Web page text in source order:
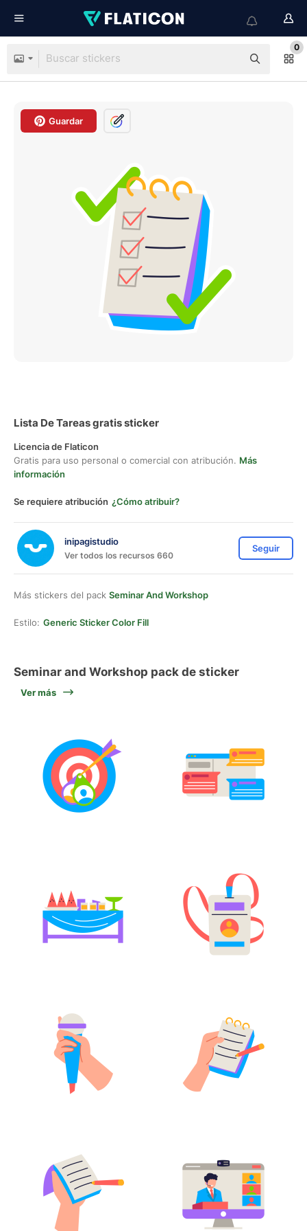
0
Guardar
Lista De Tareas gratis sticker
Licencia de Flaticon
Gratis para uso personal o comercial con atribución. Más
información
Se requiere atribución ¿Cómo atribuir?
inipagistudio
Ver todos los recursos 660
Seguir
Más stickers del pack Seminar And Workshop
Estilo: Generic Sticker Color Fill
Seminar and Workshop pack de sticker
Ver más